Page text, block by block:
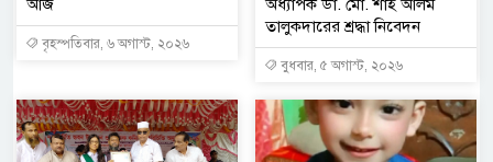
আজ
বৃহস্পতিবার, ৬ অগাস্ট, ২০২৬
অধ্যাপক ডা. মো. শাহ আলম
তালুকদারের শ্রদ্ধা নিবেদন
বুধবার, ৫ অগাস্ট, ২০২৬